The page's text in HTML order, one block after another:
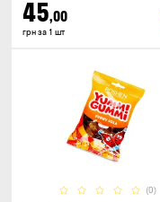
45,00
грн за 1 шт
(0)